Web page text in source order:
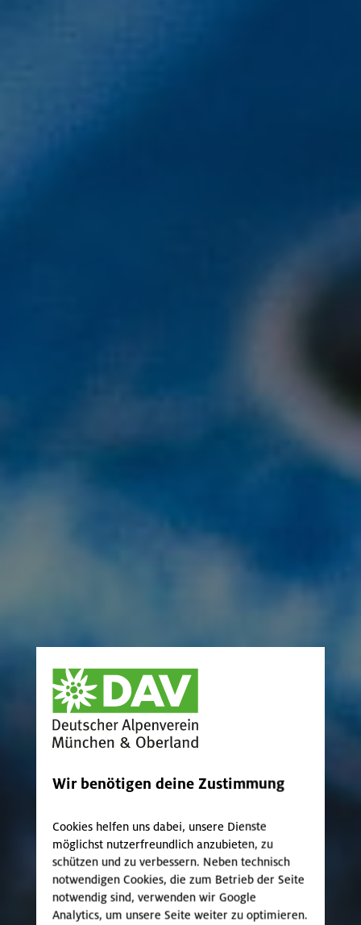
Wir benötigen deine Zustimmung
Cookies helfen uns dabei, unsere Dienste
möglichst nutzerfreundlich anzubieten, zu
schützen und zu verbessern. Neben technisch
notwendigen Cookies, die zum Betrieb der Seite
notwendig sind, verwenden wir Google
Analytics, um unsere Seite weiter zu optimieren.